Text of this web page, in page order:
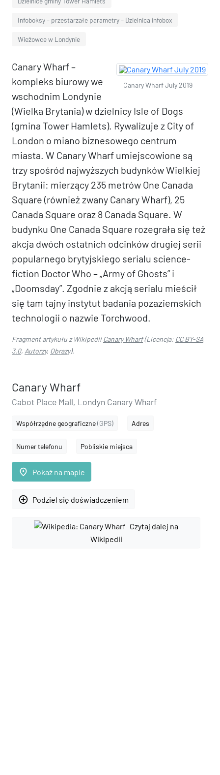
Infoboksy – przestarzałe parametry – Dzielnica infobox
Wieżowce w Londynie
Canary Wharf July 2019
Canary Wharf –
kompleks biurowy we
wschodnim Londynie
(Wielka Brytania) w dzielnicy Isle of Dogs
(gmina Tower Hamlets). Rywalizuje z City of
London o miano biznesowego centrum
miasta. W Canary Wharf umiejscowione są
trzy spośród najwyższych budynków Wielkiej
Brytanii: mierzący 235 metrów One Canada
Square (również zwany Canary Wharf), 25
Canada Square oraz 8 Canada Square. W
budynku One Canada Square rozegrała się też
akcja dwóch ostatnich odcinków drugiej serii
popularnego brytyjskiego serialu science-
fiction Doctor Who – „Army of Ghosts” i
„Doomsday”. Zgodnie z akcją serialu mieścił
się tam tajny instytut badania pozaziemskich
technologii o nazwie Torchwood.
Fragment artykułu z WikipediiCanary Wharf(Licencja: CC BY-SA
3.0, Autorzy, Obrazy).
Canary Wharf
Cabot Place Mall, Londyn Canary Wharf
Współrzędne geograficzne(GPS) Adres
Numer telefonu Pobliskie miejsca
place Pokaż na mapie
add_circle_outline Podziel się doświadczeniem
Czytaj dalej na
Wikipedii